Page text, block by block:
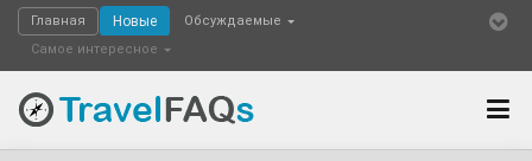
Главная Новые
Обсуждаемые
Самое интересное